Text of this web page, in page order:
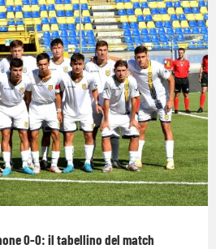
0-0: il tabellino del match